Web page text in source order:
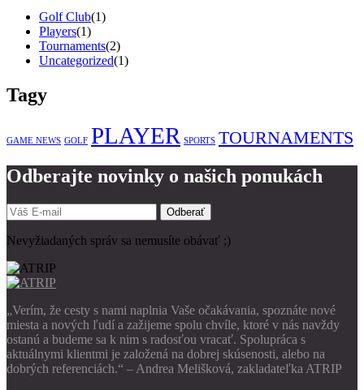
Golf Club(1)
Players(1)
Tournaments(2)
Uncategorized(1)
Tagy
GAME NEWS GOLF PLAYER SPORTS TOURNAMENTS
Odberajte novinky o našich ponukách
Odberať
Nevyžiadaných správ sa nemusíte obávať ;)
„Verím, že cesty s nami naplnia Vaše očakávania, spoznáte nové
miesta a nových ľudí a zažijeme spolu chvíle, ktoré v nás navždy
ostanú a budeme sa k nim s radosťou vracať. Spolupráca s
aktuálnymi klientmi je založená na dobrej skúsenosti, alebo na
dobrých referenciách.“ – Andrea Melišková, zakladateľka ATRIP